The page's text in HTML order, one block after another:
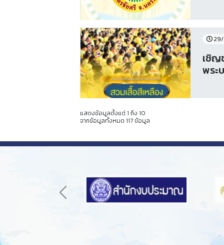
29/
เชิญ
พระ
แสดงข้อมูลตั้งแต่ 1 ถึง 10
จากข้อมูลทั้งหมด 117 ข้อมูล
Previous